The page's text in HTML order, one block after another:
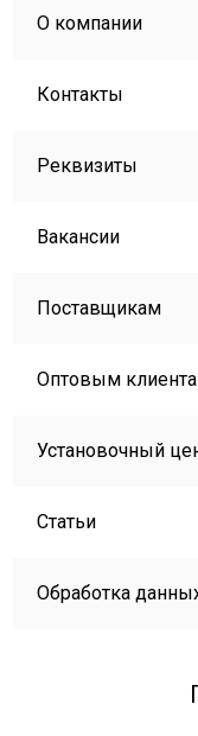
О компании
Контакты
Реквизиты
Вакансии
Поставщикам
Оптовым
Установочный
Статьи
Обработка